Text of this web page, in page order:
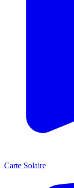
Carte Solaire